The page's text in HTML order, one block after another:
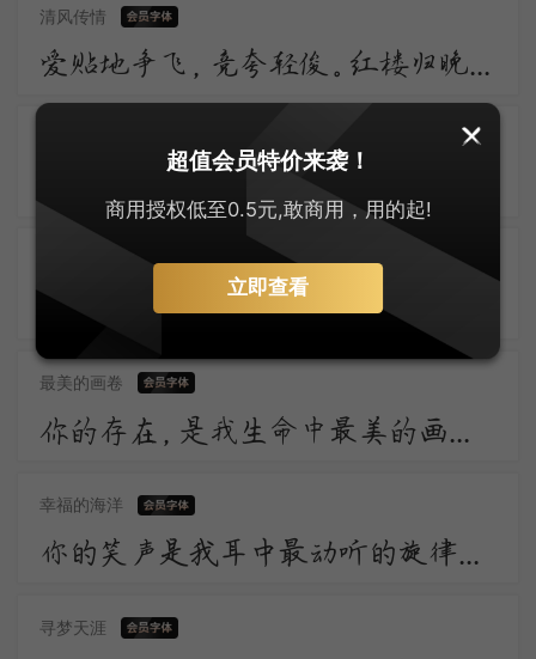
清风传情
爱贴地争飞，竞夸轻俊。红楼归晚，看足柳昏花暝。应自栖香正稳。便忘了、天涯芳信。愁损翠黛双蛾，日日画阑独凭。
最美的画卷
你的存在，是我生命中最美的画卷，我愿用一生去欣赏。
幸福的海洋
你的笑声是我耳中最动听的旋律，让我陶醉在幸福的海洋。
寻梦天涯
超值会员特价来袭！
商用授权低至0.5元,敢商用，用的起!
立即查看